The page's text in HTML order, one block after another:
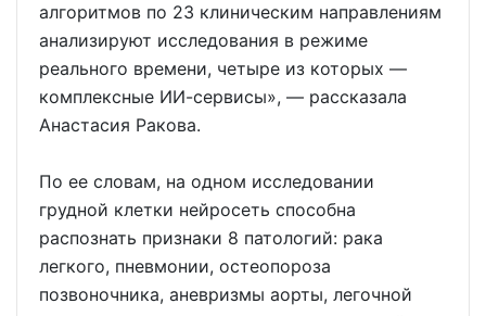
алгоритмов по 23 клиническим направлениям
анализируют исследования в режиме
реального времени, четыре из которых —
комплексные ИИ-сервисы», — рассказала
Анастасия Ракова.
По ее словам, на одном исследовании
грудной клетки нейросеть способна
распознать признаки 8 патологий: рака
легкого, пневмонии, остеопороза
позвоночника, аневризмы аорты, легочной